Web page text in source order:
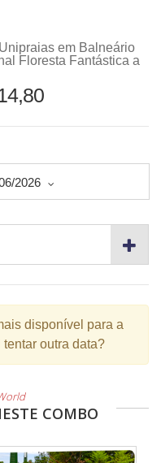
em Balneário
Floresta Fantástica a
2026
disponível para a
outra data?
COMBO